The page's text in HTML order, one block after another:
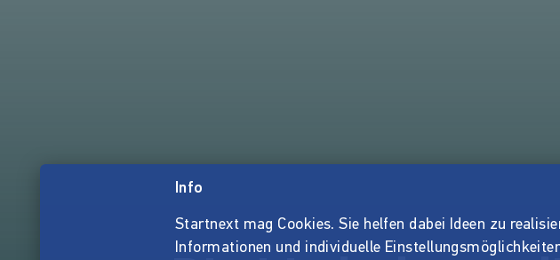
Info
Startnext mag Cookies. Sie helfen dabei Ideen zu
Informationen und individuelle